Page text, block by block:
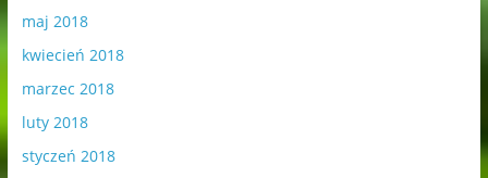
maj 2018
kwiecień 2018
marzec 2018
luty 2018
styczeń 2018